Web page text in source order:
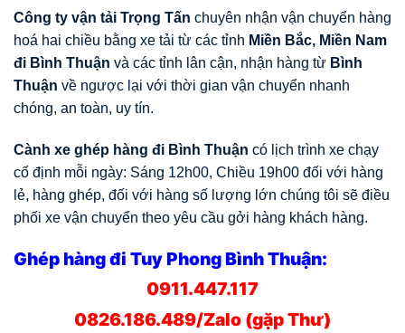
Công ty vận tải Trọng Tấn chuyên nhận vận chuyển hàng
hoá hai chiều bằng xe tải từ các tỉnh Miền Bắc, Miền Nam
đi Bình Thuận và các tỉnh lân cận, nhận hàng từ Bình
Thuận về ngược lại với thời gian vận chuyển nhanh
chóng, an toàn, uy tín.
Cành xe ghép hàng đi Bình Thuận có lịch trình xe chạy
cố định mỗi ngày: Sáng 12h00, Chiều 19h00 đối với hàng
lẻ, hàng ghép, đối với hàng số lượng lớn chúng tôi sẽ điều
phối xe vận chuyển theo yêu cầu gởi hàng khách hàng.
Ghép hàng đi Tuy Phong Bình Thuận:
0911.447.117
0826.186.489/Zalo (gặp Thư)